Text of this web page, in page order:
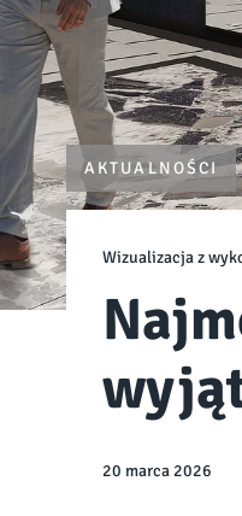
AKTUALNOŚCI
Wizualizacja z
20 marca 2026